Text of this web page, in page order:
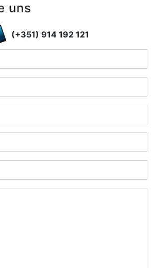
uns
(+351) 914 192 121